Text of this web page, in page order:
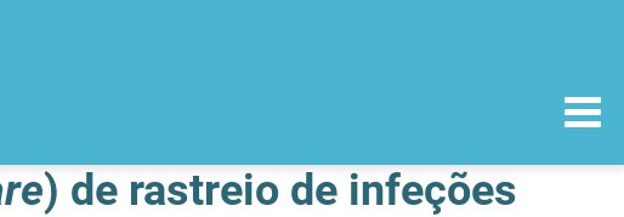
) de rastreio de infeções